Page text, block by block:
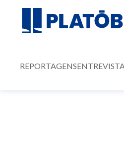
REPORTAGENS